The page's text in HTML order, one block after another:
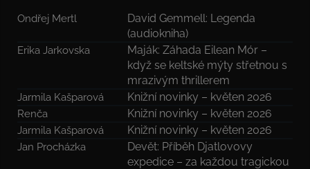
Ondřej Mertl
David Gemmell: Legenda
(audiokniha)
Erika Jarkovska
Maják: Záhada Eilean Mór –
když se keltské mýty střetnou s
mrazivým thrillerem
Jarmila Kašparová Knižní novinky – květen 2026
Renča Knižní novinky – květen 2026
Jarmila Kašparová Knižní novinky – květen 2026
Jan Procházka
Devět: Příběh Djatlovovy
expedice – za každou tragickou